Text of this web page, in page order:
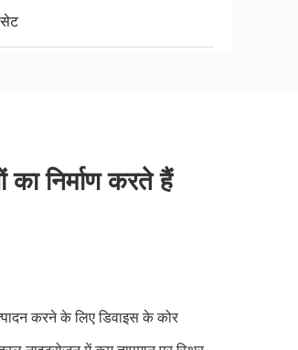
सेट
का निर्माण करते हैं
करने के लिए डिवाइस के कोर